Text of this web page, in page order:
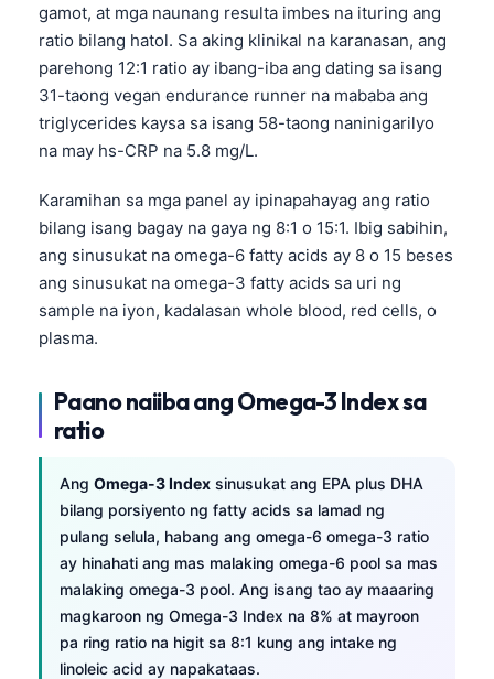
gamot, at mga naunang resulta imbes na ituring ang
ratio bilang hatol. Sa aking klinikal na karanasan, ang
parehong 12:1 ratio ay ibang-iba ang dating sa isang
31-taong vegan endurance runner na mababa ang
triglycerides kaysa sa isang 58-taong naninigarilyo
na may hs-CRP na 5.8 mg/L.
Karamihan sa mga panel ay ipinapahayag ang ratio
bilang isang bagay na gaya ng 8:1 o 15:1. Ibig sabihin,
ang sinusukat na omega-6 fatty acids ay 8 o 15 beses
ang sinusukat na omega-3 fatty acids sa uri ng
sample na iyon, kadalasan whole blood, red cells, o
plasma.
Paano naiiba ang Omega-3 Index sa
ratio
Ang Omega-3 Index sinusukat ang EPA plus DHA
bilang porsiyento ng fatty acids sa lamad ng
pulang selula, habang ang omega-6 omega-3 ratio
ay hinahati ang mas malaking omega-6 pool sa mas
malaking omega-3 pool. Ang isang tao ay maaaring
magkaroon ng Omega-3 Index na 8% at mayroon
pa ring ratio na higit sa 8:1 kung ang intake ng
linoleic acid ay napakataas.